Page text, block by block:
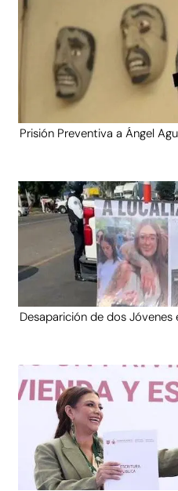
Prisión Preventiva a Ángel
Desaparición de dos Jóvenes